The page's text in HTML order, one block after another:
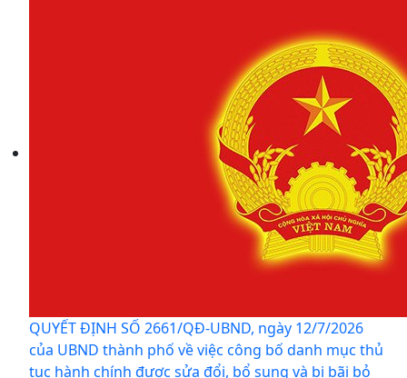
QUYẾT ĐỊNH SỐ 2661/QĐ-UBND, ngày 12/7/2026
của UBND thành phố về việc công bố danh mục thủ
tục hành chính được sửa đổi, bổ sung và bị bãi bỏ